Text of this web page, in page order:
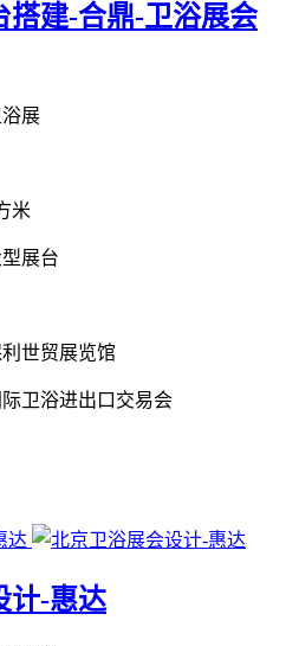
搭建-合鼎-卫浴展会
展
米
展台
世贸展览馆
卫浴进出口交易会
计-惠达